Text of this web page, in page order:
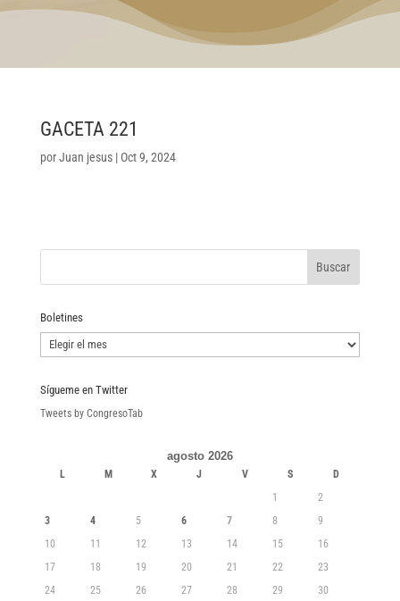
GACETA 221
porJuan jesus| Oct 9, 2024
Boletines
Boletines
Sígueme en Twitter
Tweets by CongresoTab
agosto 2026
L M X J V S
D
1
2
3
4 5 6 7 8
9
10
11 12 13 14 15
16
17
18 19 20 21 22
23
24
25 26 27 28 29
30